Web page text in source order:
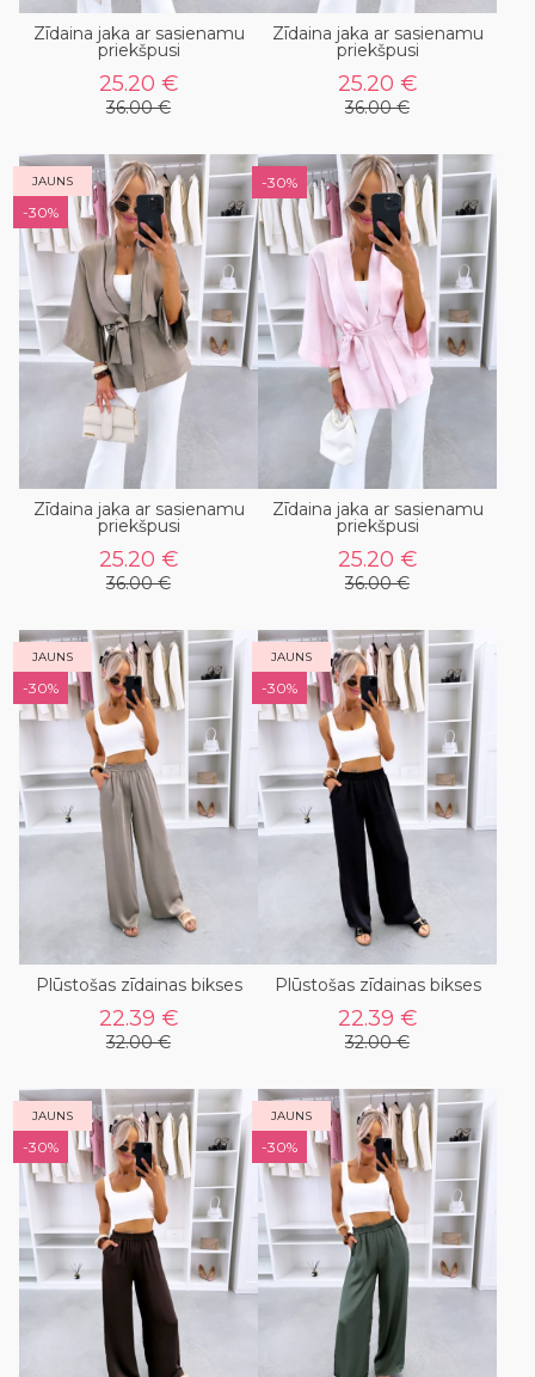
Zīdaina jaka ar sasienamu
priekšpusi
25.20 €
36.00 €
Zīdaina jaka ar sasienamu
priekšpusi
25.20 €
36.00 €
JAUNS
-30%
Zīdaina jaka ar sasienamu
priekšpusi
25.20 €
36.00 €
-30%
Zīdaina jaka ar sasienamu
priekšpusi
25.20 €
36.00 €
JAUNS
-30%
Plūstošas zīdainas bikses
22.39 €
32.00 €
JAUNS
-30%
Plūstošas zīdainas bikses
22.39 €
32.00 €
JAUNS
-30%
JAUNS
-30%